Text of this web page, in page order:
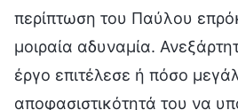
περίπτωση του Παύλου
μοιραία αδυναμία.
έργο επιτέλεσε ή πόσο
αποφασιστικότητά του να